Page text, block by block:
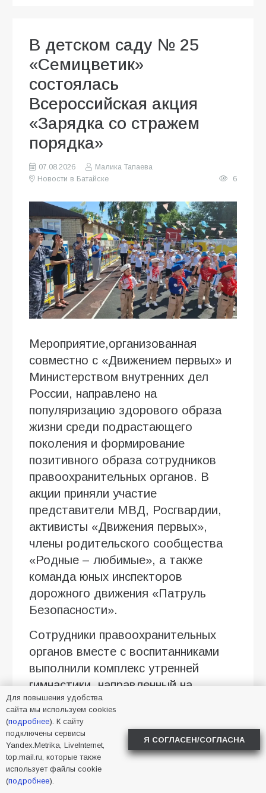
В детском саду № 25
«Семицветик»
состоялась
Всероссийская акция
«Зарядка со стражем
порядка»
07.08.2026
Малика Тапаева
Новости в Батайске
6
Мероприятие,организованная
совместно с «Движением первых» и
Министерством внутренних дел
России, направлено на
популяризацию здорового образа
жизни среди подрастающего
поколения и формирование
позитивного образа сотрудников
правоохранительных органов. В
акции приняли участие
представители МВД, Росгвардии,
активисты «Движения первых»,
члены родительского сообщества
«Родные – любимые», а также
команда юных инспекторов
дорожного движения «Патруль
Безопасности».
Сотрудники правоохранительных
органов вместе с воспитанниками
выполнили комплекс утренней
гимнастики, направленный на
укрепление здоровья и развитие
физической активности. В рамках
мероприятия был организован
тематический флешмоб,
приуроченный ко Дню рождения
светофора. В игровой форме дети
Для повышения удобства
сайта мы используем cookies
(подробнее). К сайту
подключены сервисы
Yandex.Metrika, LiveInternet,
top.mail.ru, которые также
использует файлы cookie
(подробнее).
Я СОГЛАСЕН/СОГЛАСНА